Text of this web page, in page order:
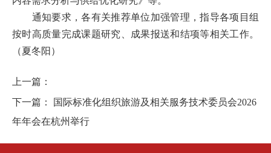
通知要求，各有关推荐单位加强管理，指导各项目组
按时高质量完成课题研究、成果报送和结项等相关工作。
（夏冬阳）
上一篇：
下一篇：
国际标准化组织旅游及相关服务技术委员会2026
年年会在杭州举行